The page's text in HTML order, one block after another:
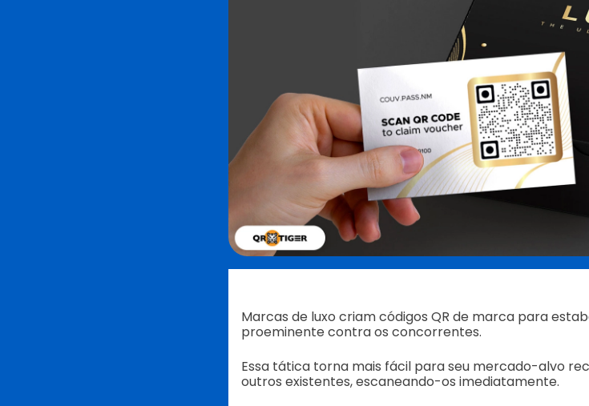
Marcas de luxo criam códigos QR de marca para
proeminente contra os concorrentes.
Essa tática torna mais fácil para seu mercado-alvo
outros existentes, escaneando-os imediatamente.